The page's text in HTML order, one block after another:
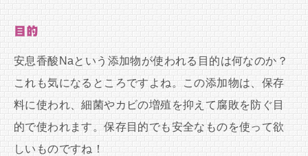
目的
安息香酸Naという添加物が使われる目的は何なのか？
これも気になるところですよね。この添加物は、保存
料に使われ、細菌やカビの増殖を抑えて腐敗を防ぐ目
的で使われます。保存目的でも安全なものを使って欲
しいものですね！